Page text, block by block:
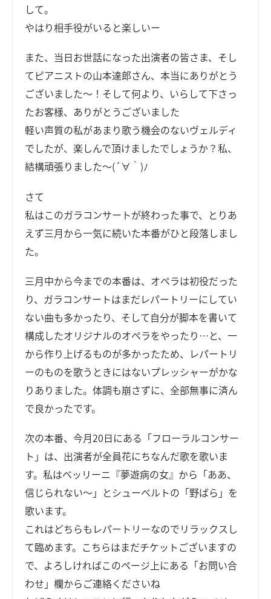
して。
やはり相手役がいると楽しいー
また、当日お世話になった出演者の皆さま、そし
てピアニストの山本達郎さん、本当にありがとう
ございました～！そして何より、いらして下さっ
たお客様、ありがとうございました
軽い声質の私があまり歌う機会のないヴェルディ
でしたが、楽しんで頂けましたでしょうか？私、
結構頑張りました～(´∀｀)ﾉ
さて
私はこのガラコンサートが終わった事で、とりあ
えず三月から一気に続いた本番がひと段落しまし
た。
三月中から今までの本番は、オペラは初役だった
り、ガラコンサートはまだレパートリーにしてい
ない曲も多かったり、そして自分が脚本を書いて
構成したオリジナルのオペラをやったり…と、一
から作り上げるものが多かったため、レパートリ
ーのものを歌うときにはないプレッシャーがかな
りありました。体調も崩さずに、全部無事に済ん
で良かったです。
次の本番、今月20日にある「フローラルコンサー
ト」は、出演者が全員花にちなんだ歌を歌いま
す。私はベッリーニ『夢遊病の女』から「ああ、
信じられない～」とシューベルトの「野ばら」を
歌います。
これはどちらもレパートリーなのでリラックスし
て臨めます。こちらはまだチケットございますの
で、よろしければこのページ上にある「お問い合
わせ」欄からご連絡くださいね